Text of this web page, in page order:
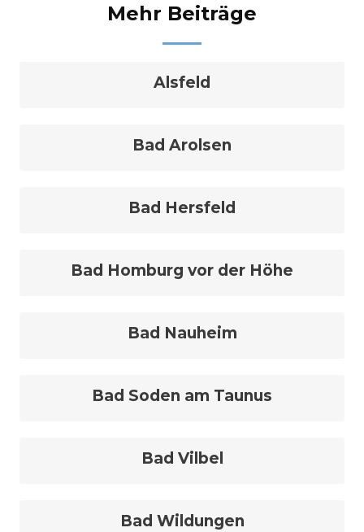
Mehr Beiträge
Alsfeld
Bad Arolsen
Bad Hersfeld
Bad Homburg vor der Höhe
Bad Nauheim
Bad Soden am Taunus
Bad Vilbel
Bad Wildungen